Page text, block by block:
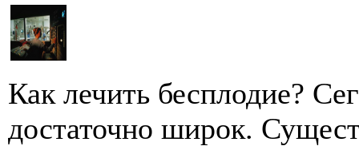
Как лечить бесплодие?
достаточно широк.